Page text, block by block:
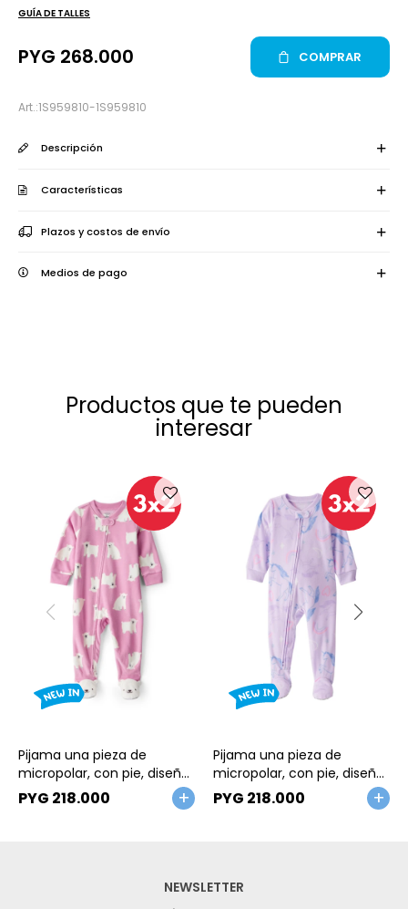
1S959810-1S959810
GUÍA DE TALLES
PYG 268.000 COMPRAR
Descripción
Características
Plazos y costos de envío
Medios de pago
Productos que te pueden
interesar
Pijama una pieza de
micropolar, con pie, diseño
osos polares
PYG 218.000
Pijama una pieza de
micropolar, con pie, diseño
unicornio
PYG 218.000
NEWSLETTER